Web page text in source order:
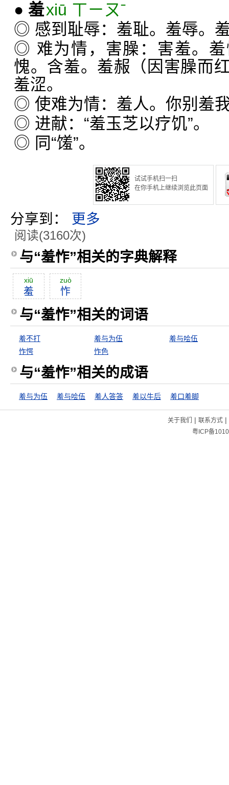
● 羞xiū ㄒㄧㄡˉ
◎ 感到耻辱：羞耻。羞辱。
◎ 难为情，害臊：害羞。
愧。含羞。羞赧（因害臊而
羞涩。
◎ 使难为情：羞人。你别羞
◎ 进献：“羞玉芝以疗饥”。
◎ 同“馐”。
试试手机扫一扫
在你手机上继续浏览此页面
分享到： 更多
阅读(3160次)
与“羞怍”相关的字典解释
xiū
羞
zuò
怍
与“羞怍”相关的词语
羞不打 羞与为伍
羞与哙伍
怍愕
怍色
与“羞怍”相关的成语
羞与为伍 羞与哙伍 羞人答答 羞以牛后 羞口羞脚
关于我们 | 联系方式|
粤ICP备